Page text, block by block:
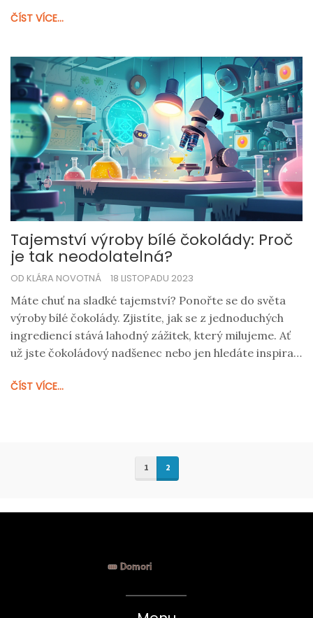
tomu, aby se staly tím kouzelným, rozplývajícím se
ČÍST VÍCE...
Tajemství výroby bílé čokolády: Proč
je tak neodolatelná?
OD KLÁRA NOVOTNÁ 18 LISTOPADU 2023
Máte chuť na sladké tajemství? Ponořte se do světa
výroby bílé čokolády. Zjistíte, jak se z jednoduchých
ingrediencí stává lahodný zážitek, který milujeme. Ať
už jste čokoládový nadšenec nebo jen hledáte inspiraci
krokem tím, jak se dělá bílá čokoláda a jak ji můžete
ČÍST VÍCE...
1 2